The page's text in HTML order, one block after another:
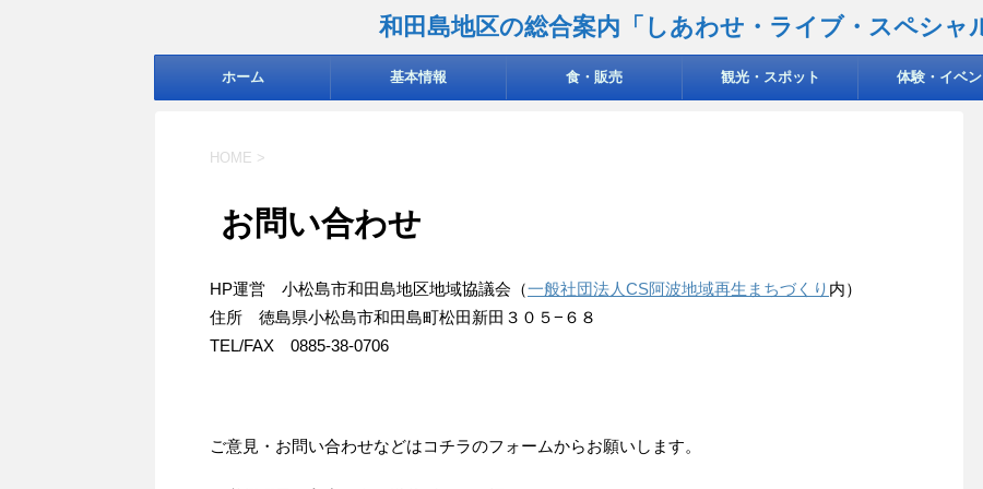
和田島地区の総合案内「しあわせ・ライブ・スペシャ
ホーム 基本情報 食・販売 観光・スポット 体験・イベン
HOME >
お問い合わせ
HP運営 小松島市和田島地区地域協議会（一般社団法人CS阿波地域再生まちづくり 内）
住所 徳島県小松島市和田島町松田新田３０５−６８
TEL/FAX 0885-38-0706
ご意見・お問い合わせなどはコチラのフォームからお願いします。